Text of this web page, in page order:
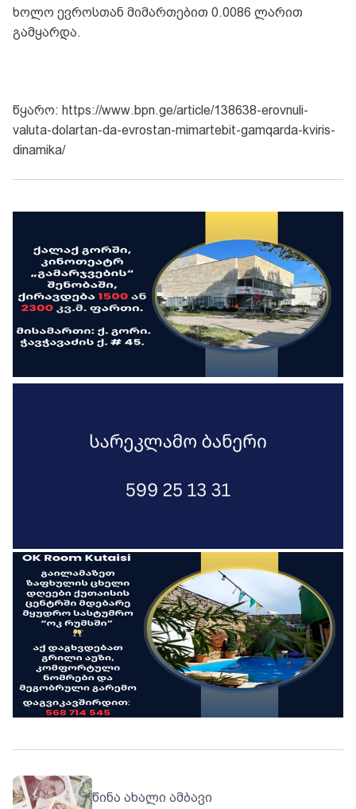
ხოლო ევროსთან მიმართებით 0.0086 ლარით
გამყარდა.
წყარო: https://www.bpn.ge/article/138638-erovnuli-
valuta-dolartan-da-evrostan-mimartebit-gamqarda-kviris-
dinamika/
წინა ახალი ამბავი